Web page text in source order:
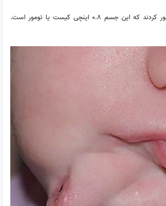
پزشکان آمریکایی می گویند، ابتدا با دیدن تصاویر این جنین درون شکم مادر تصور کردند که این جسم 0.8 اینچی کیست یا تومور است.